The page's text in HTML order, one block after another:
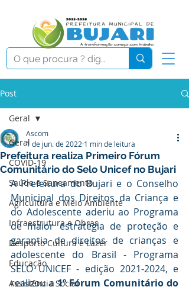
Post
Geral
COVID-19
Saúde e Saneamento
Agricultura e Meio Ambiente
Infraestrutura e Obras
Desporto Cultura e Lazer
Educação
Assistência Social
Geral
Prefeitura realiza Primeiro Fórum
Comunitário do Selo Unicef no Bujari
Ascom
1 de jun. de 2022 1 min de leitura
A Prefeitura do Bujari e o Conselho
Municipal dos Direitos da Criança e
do Adolescente aderiu ao Programa
de maior estratégia de proteção e
garantia de direitos de crianças e
adolescente do Brasil - Programa
SELO UNICEF - edição 2021-2024, e
realizou a 1º Fórum Comunitário do